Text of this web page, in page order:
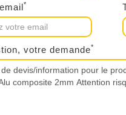
*
votre demande*